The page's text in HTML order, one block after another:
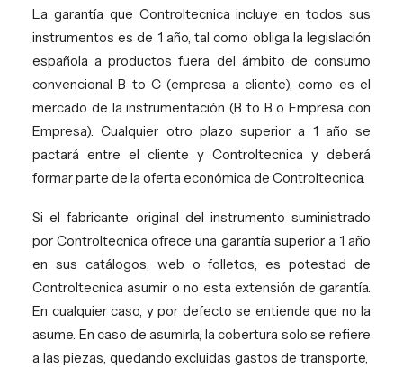
La garantía que Controltecnica incluye en todos sus
instrumentos es de 1 año, tal como obliga la legislación
española a productos fuera del ámbito de consumo
convencional B to C (empresa a cliente), como es el
mercado de la instrumentación (B to B o Empresa con
Empresa). Cualquier otro plazo superior a 1 año se
pactará entre el cliente y Controltecnica y deberá
formar parte de la oferta económica de Controltecnica.
Si el fabricante original del instrumento suministrado
por Controltecnica ofrece una garantía superior a 1 año
en sus catálogos, web o folletos, es potestad de
Controltecnica asumir o no esta extensión de garantía.
En cualquier caso, y por defecto se entiende que no la
asume. En caso de asumirla, la cobertura solo se refiere
a las piezas, quedando excluidas gastos de transporte,